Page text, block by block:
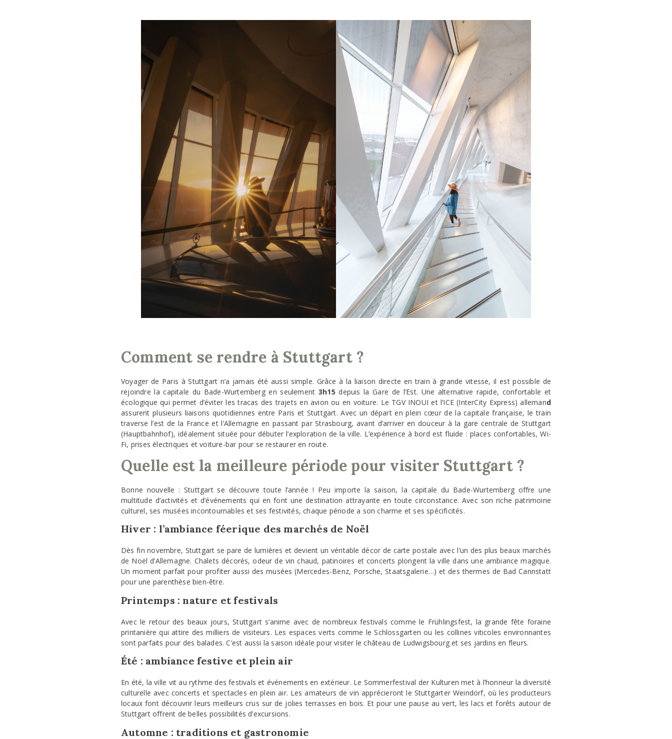
Comment se rendre à Stuttgart ?
Voyager de Paris à Stuttgart n’a jamais été aussi simple. Grâce à la liaison directe en train à grande vitesse, il est possible de
rejoindre la capitale du Bade-Wurtemberg en seulement 3h15 depuis la Gare de l’Est. Une alternative rapide, confortable et
écologique qui permet d’éviter les tracas des trajets en avion ou en voiture. Le TGV INOUI et l’ICE (InterCity Express) allemand
assurent plusieurs liaisons quotidiennes entre Paris et Stuttgart. Avec un départ en plein cœur de la capitale française, le train
traverse l’est de la France et l’Allemagne en passant par Strasbourg, avant d’arriver en douceur à la gare centrale de Stuttgart
(Hauptbahnhof), idéalement située pour débuter l’exploration de la ville. L’expérience à bord est fluide : places confortables, Wi-
Fi, prises électriques et voiture-bar pour se restaurer en route.
Quelle est la meilleure période pour visiter Stuttgart ?
Bonne nouvelle : Stuttgart se découvre toute l’année ! Peu importe la saison, la capitale du Bade-Wurtemberg offre une
multitude d’activités et d’événements qui en font une destination attrayante en toute circonstance. Avec son riche patrimoine
culturel, ses musées incontournables et ses festivités, chaque période a son charme et ses spécificités.
Hiver : l’ambiance féerique des marchés de Noël
Dès fin novembre, Stuttgart se pare de lumières et devient un véritable décor de carte postale avec l’un des plus beaux marchés
de Noël d’Allemagne. Chalets décorés, odeur de vin chaud, patinoires et concerts plongent la ville dans une ambiance magique.
Un moment parfait pour profiter aussi des musées (Mercedes-Benz, Porsche, Staatsgalerie…) et des thermes de Bad Cannstatt
pour une parenthèse bien-être.
Printemps : nature et festivals
Avec le retour des beaux jours, Stuttgart s’anime avec de nombreux festivals comme le Frühlingsfest, la grande fête foraine
printanière qui attire des milliers de visiteurs. Les espaces verts comme le Schlossgarten ou les collines viticoles environnantes
sont parfaits pour des balades. C’est aussi la saison idéale pour visiter le château de Ludwigsbourg et ses jardins en fleurs.
Été : ambiance festive et plein air
En été, la ville vit au rythme des festivals et événements en extérieur. Le Sommerfestival der Kulturen met à l’honneur la diversité
culturelle avec concerts et spectacles en plein air. Les amateurs de vin apprécieront le Stuttgarter Weindorf, où les producteurs
locaux font découvrir leurs meilleurs crus sur de jolies terrasses en bois. Et pour une pause au vert, les lacs et forêts autour de
Stuttgart offrent de belles possibilités d’excursions.
Automne : traditions et gastronomie